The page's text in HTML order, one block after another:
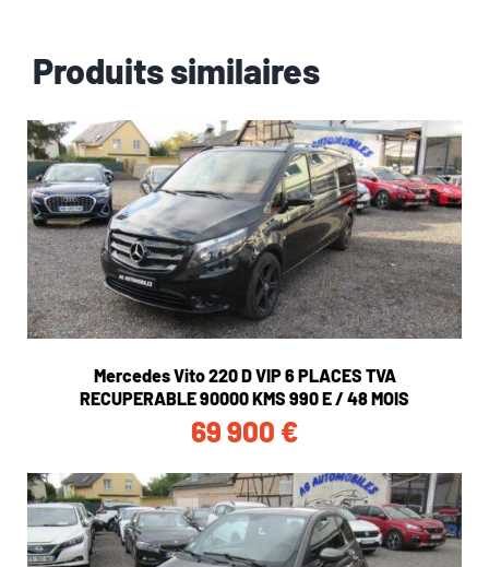
Produits similaires
Mercedes Vito 220 D VIP 6 PLACES TVA
RECUPERABLE 90000 KMS 990 E / 48 MOIS
69 900 €